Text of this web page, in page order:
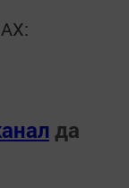
да